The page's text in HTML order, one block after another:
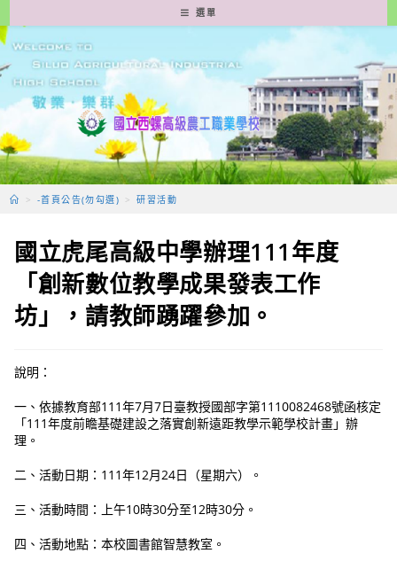
轉
至
要
容
選單
> -首頁公告(勿勾選) > 研習活動
國立虎尾高級中學辦理111年度
「創新數位教學成果發表工作
坊」，請教師踴躍參加。
說明：
一、依據教育部111年7月7日臺教授國部字第1110082468號函核定
「111年度前瞻基礎建設之落實創新遠距教學示範學校計畫」辦
理。
二、活動日期：111年12月24日（星期六）。
三、活動時間：上午10時30分至12時30分。
四、活動地點：本校圖書館智慧教室。